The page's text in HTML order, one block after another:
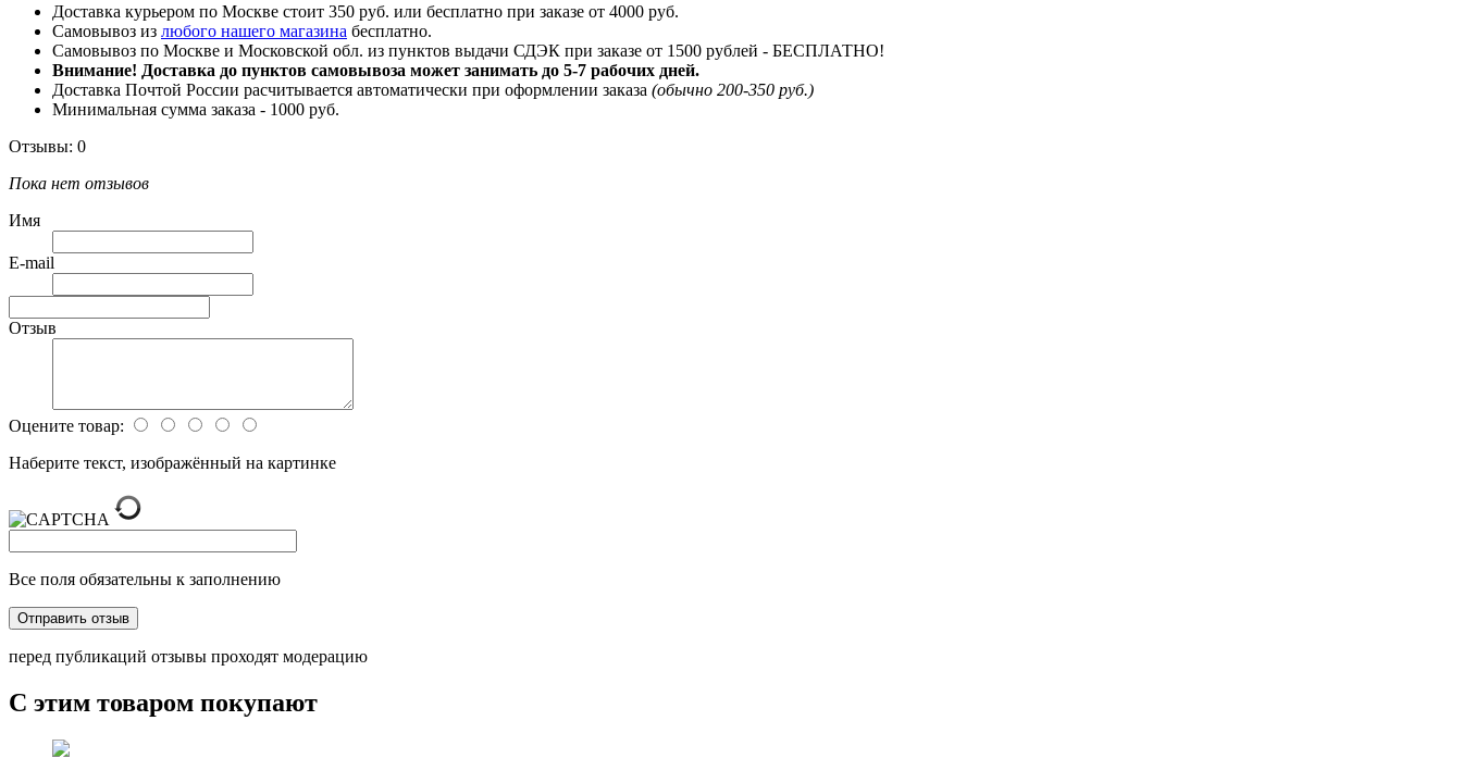
Доставка курьером по Москве стоит 350 руб. или бесплатно при заказе от 4000 руб.
Самовывоз из любого нашего магазина бесплатно.
Самовывоз по Москве и Московской обл. из пунктов выдачи СДЭК при заказе от 1500 рублей - БЕСПЛАТНО!
Внимание! Доставка до пунктов самовывоза может занимать до 5-7 рабочих дней.
Доставка Почтой России расчитывается автоматически при оформлении заказа (обычно 200-350 руб.)
Минимальная сумма заказа - 1000 руб.
Отзывы: 0
Пока нет отзывов
Имя
E-mail
Отзыв
Оцените товар:
Наберите текст, изображённый на картинке
Все поля обязательны к заполнению
перед публикаций отзывы проходят модерацию
С этим товаром покупают